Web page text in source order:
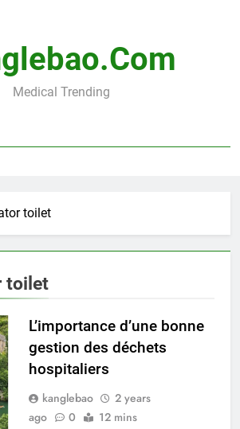
Medical Trending
toilet
toilet
L’importance d’une bonne
gestion des déchets
hospitaliers
kanglebao
2 years
ago
0 12 mins